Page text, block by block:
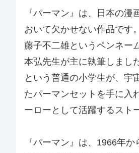
『パーマン』は、日本の漫
おいて欠かせない作品です
藤子不二雄というペンネー
本弘先生が主に執筆しまし
という普通の小学生が、宇
たパーマンセットを手に入
ーローとして活躍するスト
『パーマン』は、1966年